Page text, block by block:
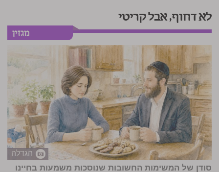
לא דחוף, אבל קריטי
הגדלה
סודן של המשימות החשובות שנוסכות משמעות בחיינו